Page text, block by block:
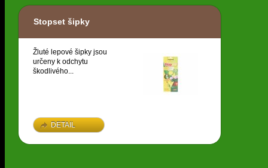
Stopset šipky
Žluté lepové šipky jsou
určeny k odchytu
škodlivého...
DETAIL